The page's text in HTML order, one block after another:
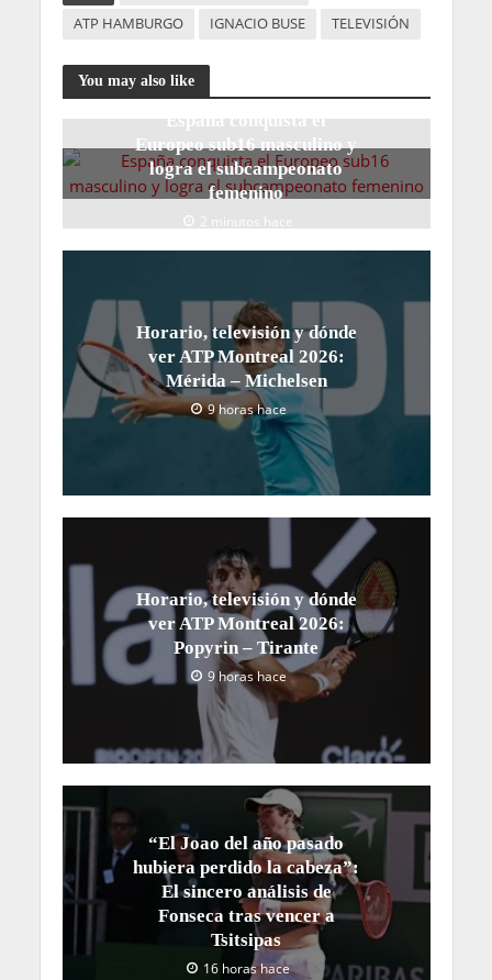
ATP HAMBURGO IGNACIO BUSE TELEVISIÓN
You may also like
España conquista el
Europeo sub16 masculino y
logra el subcampeonato
femenino
2 minutos hace
Horario, televisión y dónde
ver ATP Montreal 2026:
Mérida – Michelsen
9 horas hace
Horario, televisión y dónde
ver ATP Montreal 2026:
Popyrin – Tirante
9 horas hace
“El Joao del año pasado
hubiera perdido la cabeza”:
El sincero análisis de
Fonseca tras vencer a
Tsitsipas
16 horas hace